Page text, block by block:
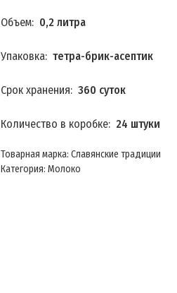
Объем: 0,2 литра
Упаковка: тетра-брик-асептик
Срок хранения: 360 суток
Количество в коробке: 24 штуки
Товарная марка: Славянские традиции
Категория: Молоко